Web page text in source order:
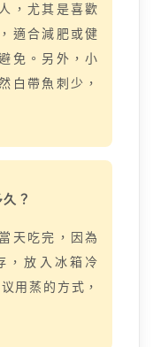
，尤其是喜歡
適合減肥或健
免。另外，小
白帶魚刺少，
？
天吃完，因為
，放入冰箱冷
用蒸的方式，